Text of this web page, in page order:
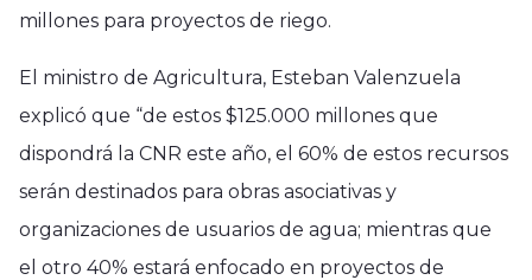
millones para proyectos de riego.
El ministro de Agricultura, Esteban Valenzuela
explicó que “de estos $125.000 millones que
dispondrá la CNR este año, el 60% de estos recursos
serán destinados para obras asociativas y
organizaciones de usuarios de agua; mientras que
el otro 40% estará enfocado en proyectos de